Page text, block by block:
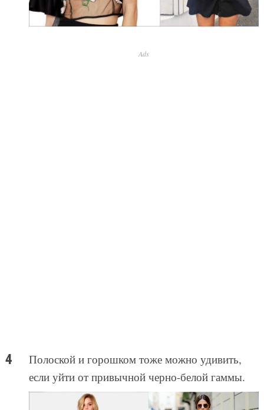
Ads
Полоской и горошком тоже можно удивить,
если уйти от привычной черно-белой гаммы.